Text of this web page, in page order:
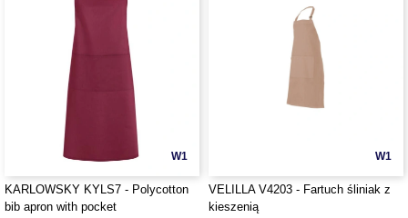
W1
KARLOWSKY KYLS7 - Polycotton
bib apron with pocket
W1
VELILLA V4203 - Fartuch śliniak z
kieszenią